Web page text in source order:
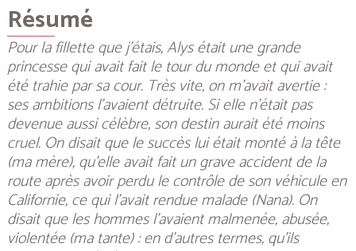
Résumé
Pour la fillette que j’étais, Alys était une grande
princesse qui avait fait le tour du monde et qui avait
été trahie par sa cour. Très vite, on m’avait avertie :
ses ambitions l’avaient détruite. Si elle n’était pas
devenue aussi célèbre, son destin aurait été moins
cruel. On disait que le succès lui était monté à la tête
(ma mère), qu’elle avait fait un grave accident de la
route après avoir perdu le contrôle de son véhicule en
Californie, ce qui l’avait rendue malade (Nana). On
disait que les hommes l’avaient malmenée, abusée,
violentée (ma tante) : en d’autres termes, qu’ils